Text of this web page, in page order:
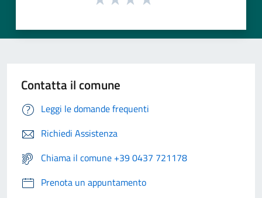
Contatta il comune
Leggi le domande frequenti
Richiedi Assistenza
Chiama il comune +39 0437 721178
Prenota un appuntamento